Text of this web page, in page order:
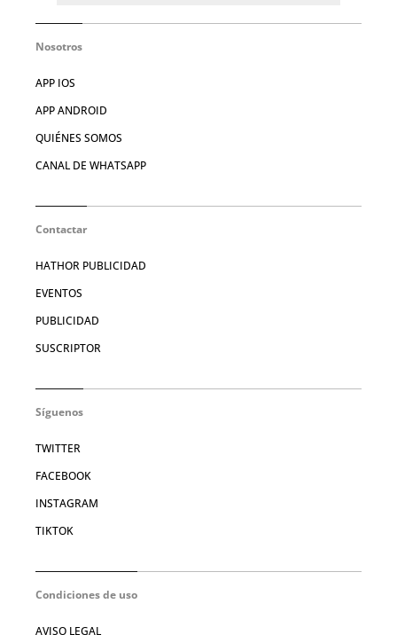
Nosotros
APP IOS
APP ANDROID
QUIÉNES SOMOS
CANAL DE WHATSAPP
Contactar
HATHOR PUBLICIDAD
EVENTOS
PUBLICIDAD
SUSCRIPTOR
Síguenos
TWITTER
FACEBOOK
INSTAGRAM
TIKTOK
Condiciones de uso
AVISO LEGAL